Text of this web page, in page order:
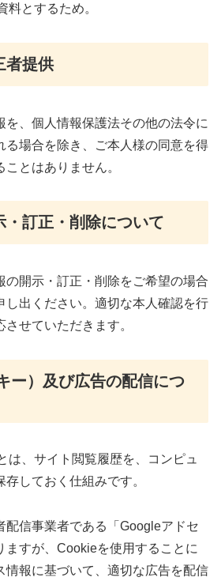
料とするため。
者提供
を、個人情報保護法その他の法令に
る場合を除き、ご本人様の同意を得
とはありません。
・訂正・削除について
の開示・訂正・削除をご希望の場合
し出ください。適切な本人確認を行
せていただきます。
ー）及び広告の配信につ
は、サイト閲覧履歴を、コンピュ
しておく仕組みです。
配信事業者である「Googleアドセ
ますが、Cookieを使用することに
情報に基づいて、適切な広告を配信